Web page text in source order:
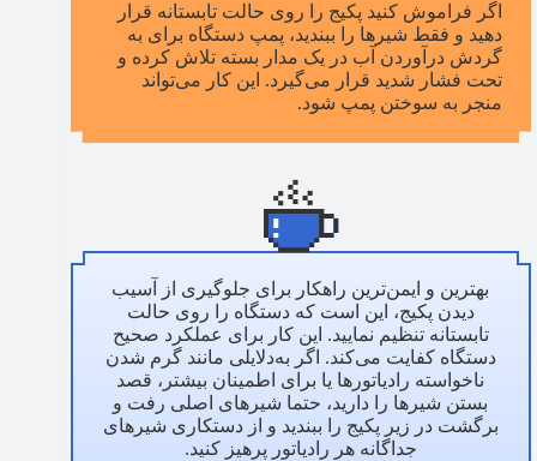
اگر فراموش کنید پکیج را روی حالت تابستانه قرار
دهید و فقط شیرها را ببندید، پمپ دستگاه برای به
گردش درآوردن آب در یک مدار بسته تلاش کرده و
تحت فشار شدید قرار می‌گیرد. این کار می‌تواند
منجر به سوختن پمپ شود.
بهترین و ایمن‌ترین راهکار برای جلوگیری از آسیب
دیدن پکیج، این است که دستگاه را روی حالت
تابستانه تنظیم نمایید. این کار برای عملکرد صحیح
دستگاه کفایت می‌کند. اگر به‌دلایلی مانند گرم شدن
ناخواسته رادیاتورها یا برای اطمینان بیشتر، قصد
بستن شیرها را دارید، حتما شیرهای اصلی رفت و
برگشت در زیر پکیج را ببندید و از دستکاری شیرهای
جداگانه هر رادیاتور پرهیز کنید.